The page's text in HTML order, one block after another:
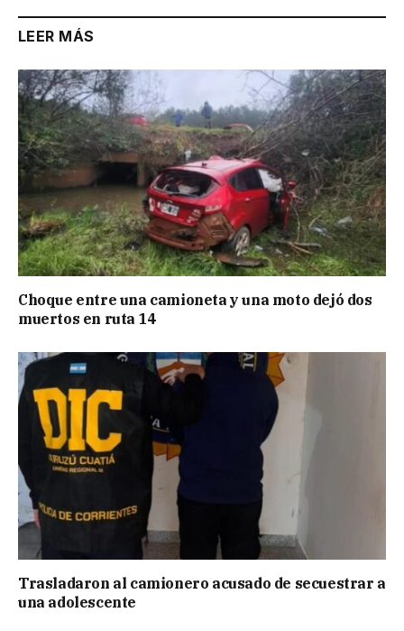
LEER MÁS
Choque entre una camioneta y una moto dejó dos
muertos en ruta 14
Trasladaron al camionero acusado de secuestrar a
una adolescente